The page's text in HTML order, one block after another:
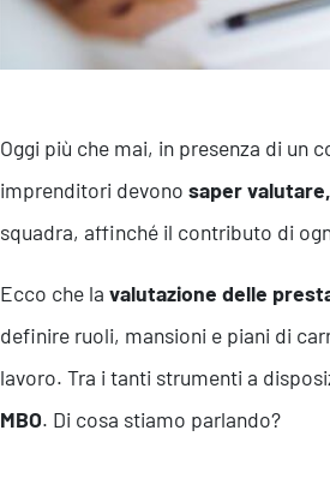
Oggi più che mai, in presenza di un
imprenditori devono saper
squadra, affinché il contributo di
Ecco che la valutazione delle
definire ruoli, mansioni e piani di
lavoro. Tra i tanti strumenti a
MBO. Di cosa stiamo parlando?